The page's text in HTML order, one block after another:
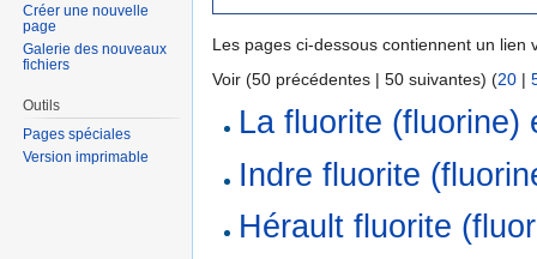
Les pages ci-dessous contiennent un lien
Voir (50 précédentes | 50 suivantes) (20 |
La fluorite (fluorine)
Indre fluorite
Hérault fluorite
Créer une nouvelle
page
Galerie des nouveaux
fichiers
Outils
Pages spéciales
Version imprimable